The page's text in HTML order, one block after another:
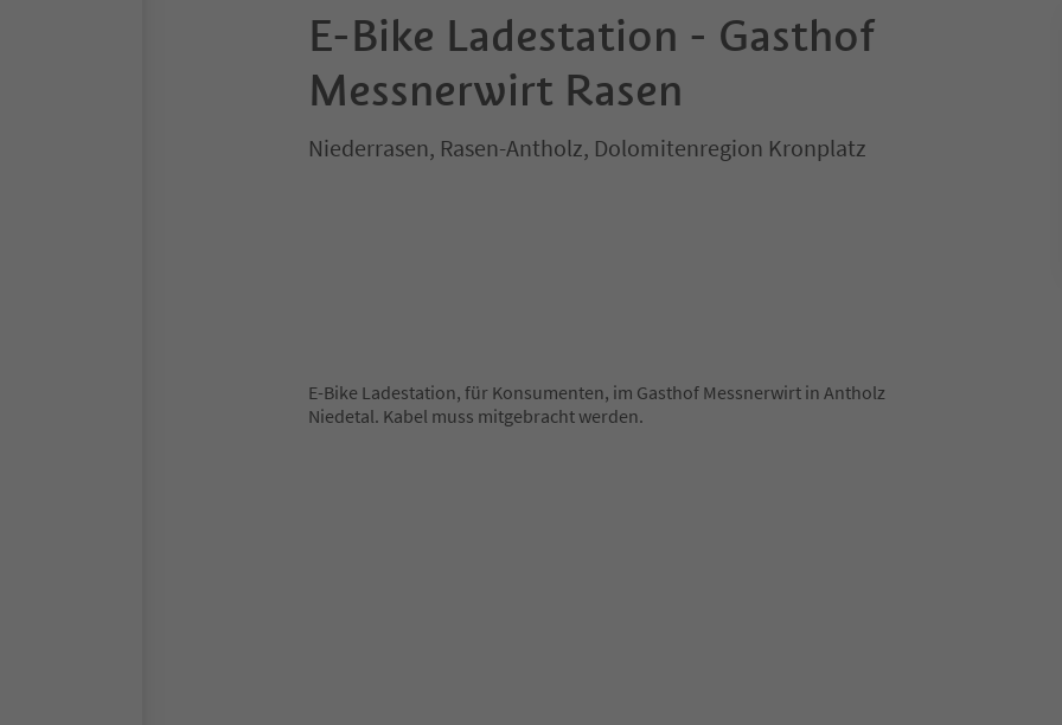
E-Bike Ladestation - Gasthof
Messnerwirt Rasen
Niederrasen, Rasen-Antholz, Dolomitenregion Kronplatz
E-Bike Ladestation, für Konsumenten, im Gasthof Messnerwirt in Antholz
Niedetal. Kabel muss mitgebracht werden.